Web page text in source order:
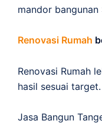
mandor
Renovasi Rumah
Renovasi Rumah
hasil sesuai
Jasa Bangun